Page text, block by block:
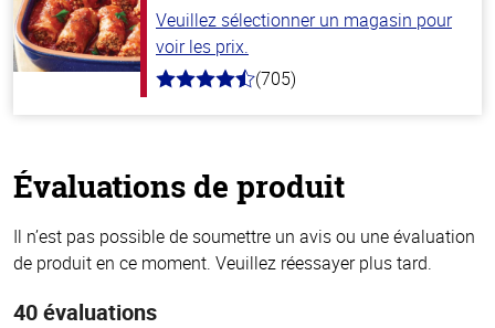
Veuillez sélectionner un magasin pour
voir les prix.
4.6
(705)
Évaluations de produit
Il n’est pas possible de soumettre un avis ou une évaluation
de produit en ce moment. Veuillez réessayer plus tard.
40 évaluations